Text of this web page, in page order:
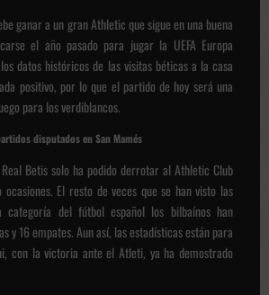
ganar a un gran Athletic que sigue en una buena
el año pasado para jugar la UEFA Europa
datos históricos de las visitas béticas a la casa
positivo, por lo que el partido de hoy será una
para los verdiblancos.
disputados en San Mamés
Betis solo ha podido derrotar al Athletic Club
El resto de veces que se han visto las
del fútbol español los bilbaínos han
y 16 empates. Aun así, las estadísticas están para
con la victoria ante el Atleti, ya ha demostrado